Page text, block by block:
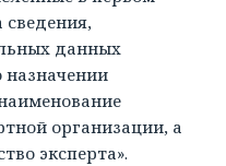
сведения,
данных
назначении
организации, а
эксперта».